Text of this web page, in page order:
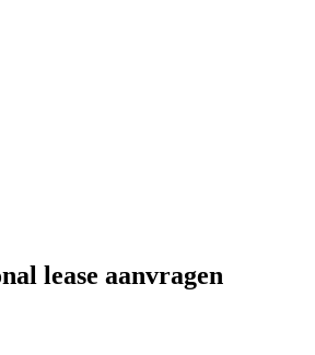
lease aanvragen